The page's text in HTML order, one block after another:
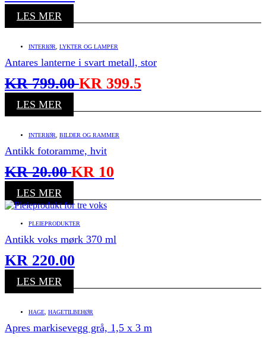
LES MER
INTERIØR LYKTER OG LAMPER
Antares lanterne i svart metall, stor
KR799.00KR 399.5
LES MER
INTERIØR BILDER OG RAMMER
Antikk fotoramme, hvit
KR20.00KR 10
LES MER
PLEIEPRODUKTER
Antikk voks mørk 370 ml
KR 220.00
LES MER
HAGE HAGETILBEHØR
Apres markisevegg grå, 1,5 x 3 m